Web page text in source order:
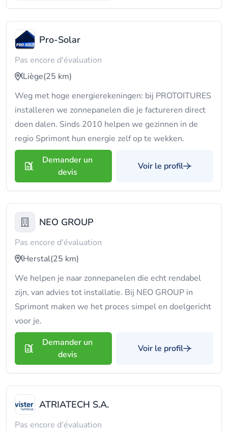
Pro-Solar
Pas encore d'évaluation
Liège(25 km)
Weg met hoge energierekeningen: bij PROTOITURES
installeren we zonnepanelen die je factureren direct
doen dalen. Sinds 2010 helpen we gezinnen in de
regio Sprimont hun energie zelf op te wekken.
Demander un
devis
Voir le profil
NEO GROUP
Pas encore d'évaluation
Herstal(25 km)
We helpen je naar zonnepanelen die echt rendabel
zijn, van advies tot installatie. Bij NEO GROUP in
Sprimont maken we het proces simpel en doelgericht
voor je.
Demander un
devis
Voir le profil
ATRIATECH S.A.
Pas encore d'évaluation